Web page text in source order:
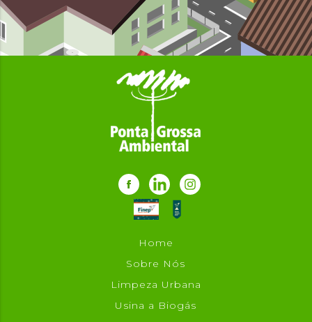
Home
Sobre Nós
Limpeza Urbana
Usina a Biogás